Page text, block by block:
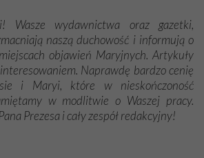
Wasze wydawnictwa oraz gazetki,
naszą duchowość i informują o
objawień Maryjnych. Artykuły
Naprawdę bardzo cenię
i Maryi, które w nieskończoność
w modlitwie o Waszej pracy.
Prezesa i cały zespół redakcyjny!